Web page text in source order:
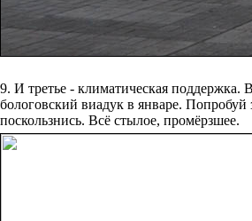
9. И третье - климатическая поддержка.
бологовский виадук в январе. Попробуй
поскользнись. Всё стылое, промёрзшее.